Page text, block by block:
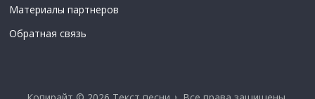
Материалы партнеров
Обратная связь